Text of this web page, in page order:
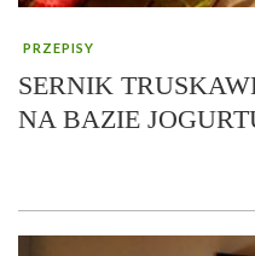
PRZEPISY
SERNIK
NA BAZIE